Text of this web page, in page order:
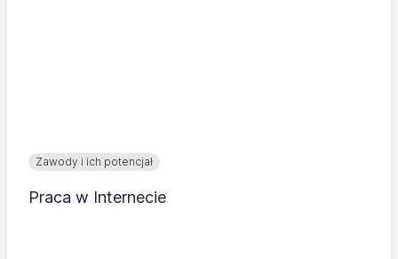
Zawody i ich potencjał
Praca w Internecie